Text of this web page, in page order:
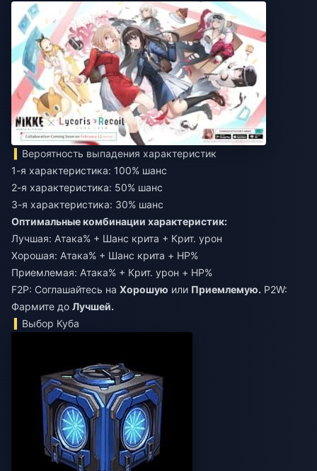
Вероятность выпадения характеристик
1-я характеристика: 100% шанс
2-я характеристика: 50% шанс
3-я характеристика: 30% шанс
Оптимальные комбинации характеристик:
Лучшая: Атака% + Шанс крита + Крит. урон
Хорошая: Атака% + Шанс крита + HP%
Приемлемая: Атака% + Крит. урон + HP%
F2P: Соглашайтесь на Хорошую или Приемлемую. P2W:
Фармите до Лучшей.
Выбор Куба